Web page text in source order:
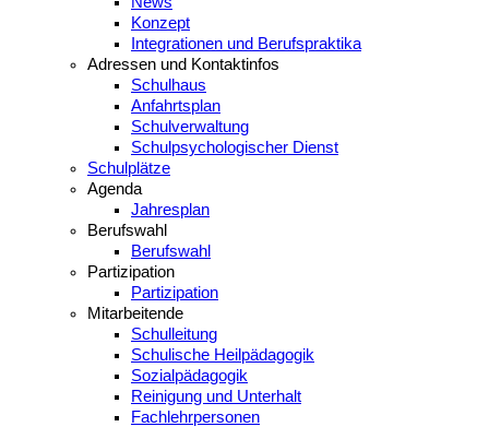
Konzept
Integrationen und Berufspraktika
Adressen und Kontaktinfos
Schulhaus
Anfahrtsplan
Schulverwaltung
Schulpsychologischer Dienst
Schulplätze
Agenda
Jahresplan
Berufswahl
Berufswahl
Partizipation
Partizipation
Mitarbeitende
Schulleitung
Schulische Heilpädagogik
Sozialpädagogik
Reinigung und Unterhalt
Fachlehrpersonen